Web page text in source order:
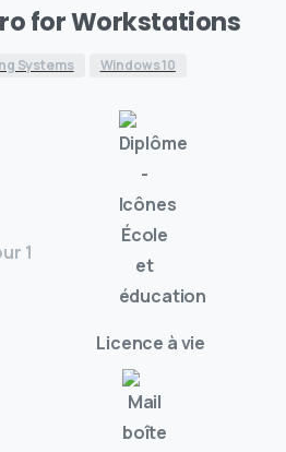
for Workstations
Systems Windows 10
1
Licence à vie